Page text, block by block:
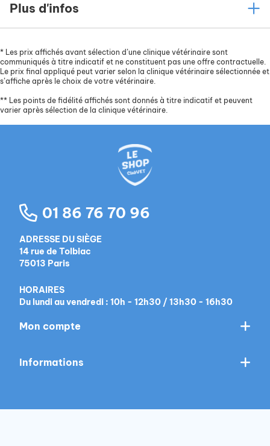
Plus d'infos
* Les prix affichés avant sélection d’une clinique vétérinaire sont
communiqués à titre indicatif et ne constituent pas une offre contractuelle.
Le prix final appliqué peut varier selon la clinique vétérinaire sélectionnée et
s’affiche après le choix de votre vétérinaire.
** Les points de fidélité affichés sont donnés à titre indicatif et peuvent
varier après sélection de la clinique vétérinaire.
01 86 76 70 96
ADRESSE DU SIÈGE
14 rue de Tolbiac
75013 Paris
HORAIRES
Du lundi au vendredi : 10h - 12h30 / 13h30 - 16h30
Mon compte
Informations